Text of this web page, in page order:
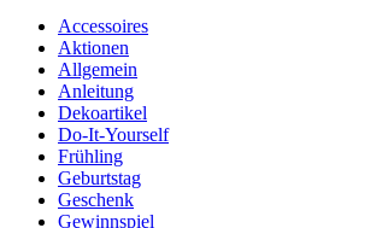
Accessoires
Aktionen
Allgemein
Anleitung
Dekoartikel
Do-It-Yourself
Frühling
Geburtstag
Geschenk
Gewinnspiel